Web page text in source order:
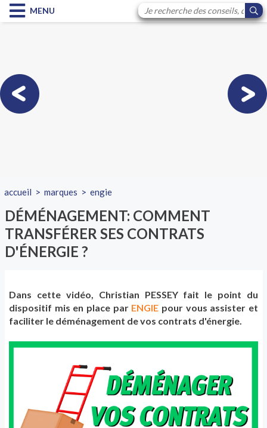
MENU
accueil >marques >engie
DÉMÉNAGEMENT: COMMENT
TRANSFÉRER SES CONTRATS
D'ÉNERGIE ?
Dans cette vidéo, Christian PESSEY fait le point du
dispositif mis en place par ENGIE pour vous assister et
faciliter le déménagement de vos contrats d'énergie.